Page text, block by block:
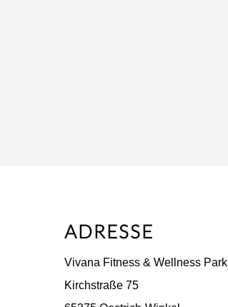
ADRESSE
Vivana Fitness & Wellness Park
Kirchstraße 75